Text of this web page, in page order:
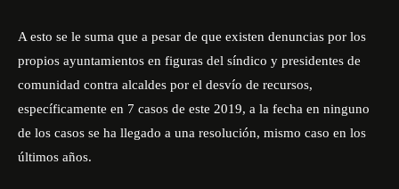
A esto se le suma que a pesar de que existen denuncias por los
propios ayuntamientos en figuras del síndico y presidentes de
comunidad contra alcaldes por el desvío de recursos,
específicamente en 7 casos de este 2019, a la fecha en ninguno
de los casos se ha llegado a una resolución, mismo caso en los
últimos años.